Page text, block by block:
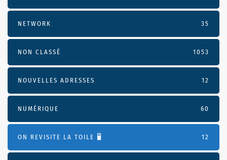
NETWORK 35
NON CLASSÉ 1053
NOUVELLES ADRESSES 12
NUMÉRIQUE 60
ON REVISITE LA TOILE 🖥️ 12